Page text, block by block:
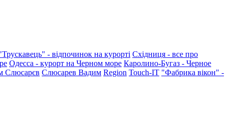
- відпочинок на курорті Східниця - все про
Одесса - курорт на Черном море Каролино-Бугаз - Черное
Слюсарєв Слюсарев Вадим Region Touch-IT "Фабрика вікон" -